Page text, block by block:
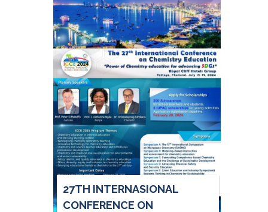
27TH INTERNASIONAL
CONFERENCE ON